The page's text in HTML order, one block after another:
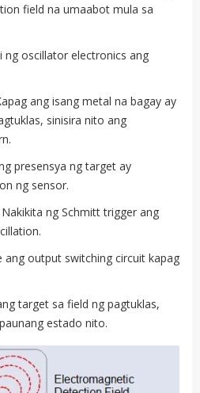
field na umaabot mula sa
ng oscillator electronics ang
ang isang metal na bagay ay
sinisira nito ang
presensya ng target ay
ng sensor.
ng Schmitt trigger ang
ang output switching circuit kapag
target sa field ng pagtuklas,
estado nito.